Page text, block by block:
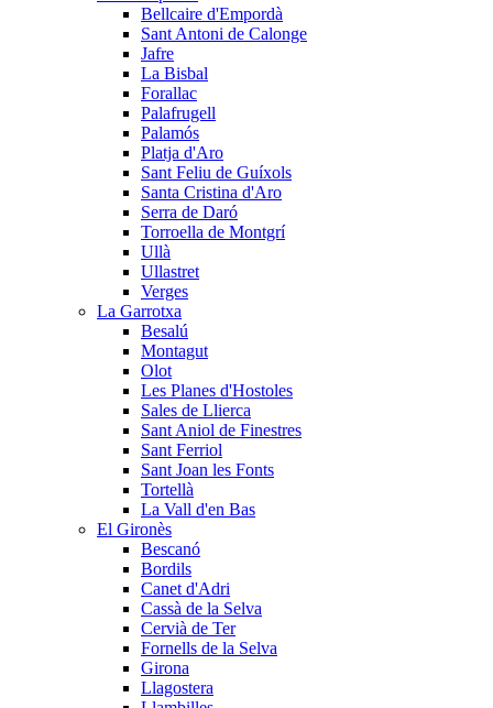
Bellcaire d'Empordà
Sant Antoni de Calonge
Jafre
La Bisbal
Forallac
Palafrugell
Palamós
Platja d'Aro
Sant Feliu de Guíxols
Santa Cristina d'Aro
Serra de Daró
Torroella de Montgrí
Ullà
Ullastret
Verges
La Garrotxa
Besalú
Montagut
Olot
Les Planes d'Hostoles
Sales de Llierca
Sant Aniol de Finestres
Sant Ferriol
Sant Joan les Fonts
Tortellà
La Vall d'en Bas
El Gironès
Bescanó
Bordils
Canet d'Adri
Cassà de la Selva
Cervià de Ter
Fornells de la Selva
Girona
Llagostera